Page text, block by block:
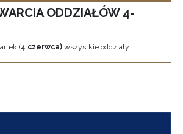
ODDZIAŁÓW 4-
(4 czerwca) wszystkie oddziały